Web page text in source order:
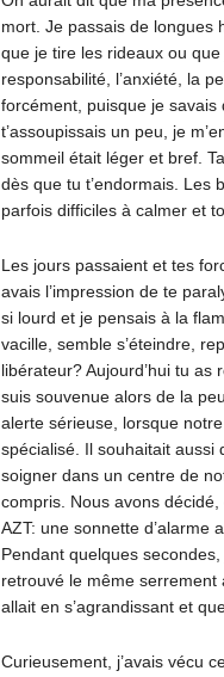
mort. Je passais de longues
que je tire les rideaux ou que
responsabilité, l’anxiété, la
forcément, puisque je
t’assoupissais un peu, je
sommeil était léger et bref.
dès que tu t’endormais. Les
parfois difficiles à calmer et
Les jours passaient et tes
avais l’impression de te
si lourd et je pensais à la
vacille, semble s’éteindre,
libérateur? Aujourd’hui tu
suis souvenue alors de la
alerte sérieuse, lorsque
spécialisé. Il souhaitait aussi
soigner dans un centre de
compris. Nous avons
AZT: une sonnette d’alarme
Pendant quelques
retrouvé le même
allait en s’agrandissant et
Curieusement, j’avais vécu